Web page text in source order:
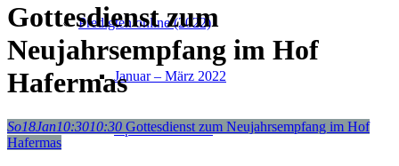
Predigten online (2022)
Januar – März 2022
April – Juni 2022
Gottesdienst zum
Neujahrsempfang im Hof
Hafermas
So18Jan10:3010:30 Gottesdienst zum Neujahrsempfang im Hof
Hafermas